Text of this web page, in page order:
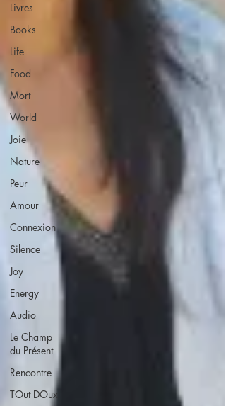
Livres
Books
Life
Food
Mort
World
Joie
Nature
Peur
Amour
Connexion
Silence
Joy
Energy
Audio
Le Champ
du Présent
Rencontre
TOut DOux